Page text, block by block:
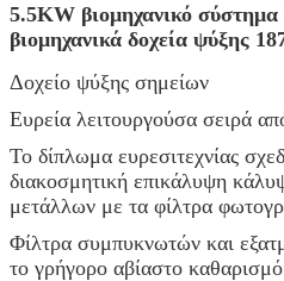
5.5KW βιομηχανικό
βιομηχανικά δοχεία ψύξης
Δοχείο ψύξης σημείων
Ευρεία λειτουργούσα σειρά
Το δίπλωμα ευρεσιτεχνίας
διακοσμητική επικάλυψη
μετάλλων με τα φίλτρα
Φίλτρα συμπυκνωτών και
το γρήγορο αβίαστο